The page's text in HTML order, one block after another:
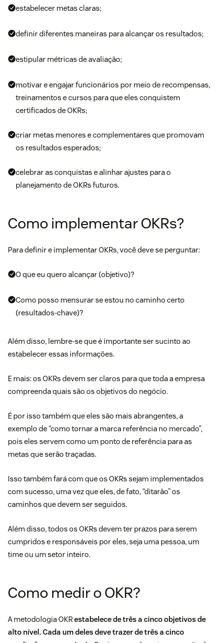
estabelecer metas claras;
definir diferentes maneiras para alcançar os resultados;
estipular métricas de avaliação;
motivar e engajar funcionários por meio de recompensas,
treinamentos e cursos para que eles conquistem
certificados de OKRs;
criar metas menores e complementares que promovam
os resultados esperados;
celebrar as conquistas e alinhar ajustes para o
planejamento de OKRs futuros.
Como implementar OKRs?
Para definir e implementar OKRs, você deve se perguntar:
O que eu quero alcançar (objetivo)?
Como posso mensurar se estou no caminho certo
(resultados-chave)?
Além disso, lembre-se que é importante ser sucinto ao
estabelecer essas informações.
E mais: os OKRs devem ser claros para que toda a empresa
compreenda quais são os objetivos do negócio.
É por isso também que eles são mais abrangentes, a
exemplo de “como tornar a marca referência no mercado”,
pois eles servem como um ponto de referência para as
metas que serão traçadas.
Isso também fará com que os OKRs sejam implementados
com sucesso, uma vez que eles, de fato, “ditarão” os
caminhos que devem ser seguidos.
Além disso, todos os OKRs devem ter prazos para serem
cumpridos e responsáveis por eles, seja uma pessoa, um
time ou um setor inteiro.
Como medir o OKR?
A metodologia OKRestabelece de três a cinco objetivos de
alto nível. Cada um deles deve trazer de três a cinco